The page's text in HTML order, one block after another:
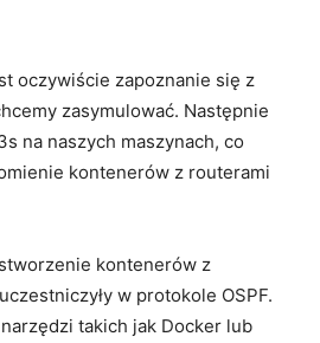
oczywiście ‍zapoznanie⁣ się z
zasymulować. Następnie
⁤na naszych maszynach, co
kontenerów ⁣z routerami
kontenerów z
w protokole OSPF.
takich jak Docker lub